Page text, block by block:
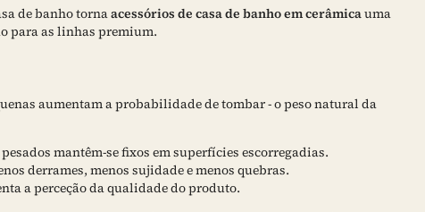
de banho tornaacessórios de casa de banho em cerâmicauma
para as linhas premium.
aumentam a probabilidade de tombar - o peso natural da
mantêm-se fixos em superfícies escorregadias.
derrames, menos sujidade e menos quebras.
a perceção da qualidade do produto.